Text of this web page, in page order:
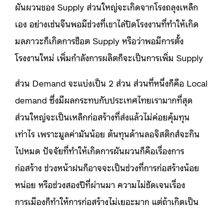
ผันผวนของ Supply ส่วนใหญ่จะเกิดจากโรงถลุงเหล็ก
เอง อย่างเช่นจีนพอมีช่วงที่เขาไล่ปิดโรงงานที่ทำให้เกิด
มลภาวะก็เกิดการช็อต Supply หรือว่าพอมีการตั้ง
โรงงานใหม่ เพิ่มกำลังการผลิตก็จะเป็นการเพิ่ม Supply
ส่วน Demand จะแบ่งเป็น 2 ส่วน ส่วนที่หนึ่งก็คือ Local
demand ซึ่งมีผลกระทบกับประเทศไทยเรามากที่สุด
ส่วนใหญ่จะเป็นเหล็กก่อสร้างที่ส่งแล้วไม่ค่อยคุ้มทุน
เท่าไร เพราะมูลค่ามันน้อย ต้นทุนด้านลอจิสติกส์จะกิน
ไปหมด ปัจจัยที่ทำให้เกิดการผันผวนก็คือเรื่องการ
ก่อสร้าง ช่วงหน้าฝนก็อาจจะเป็นช่วงที่การก่อสร้างน้อย
หน่อย หรือช่วงสองปีที่ผ่านมา ความไม่ชัดเจนเรื่อง
การเมืองก็ทำให้การก่อสร้างไม่เยอะมาก แต่ถ้าเกิดเป็น